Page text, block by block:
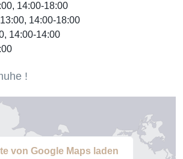
14:00-18:00
14:00-18:00
14:00-14:00
!
von Google Maps laden